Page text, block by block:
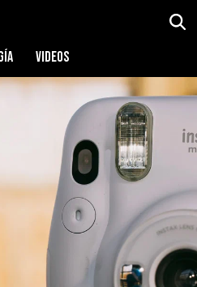
VIDEOS